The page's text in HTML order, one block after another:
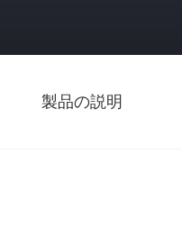
製品の説明